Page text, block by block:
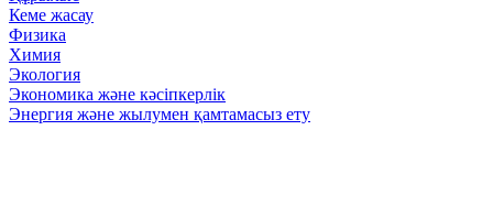
Кеме жасау
Физика
Химия
Экология
Экономика және кәсіпкерлік
Энергия және жылумен қамтамасыз ету